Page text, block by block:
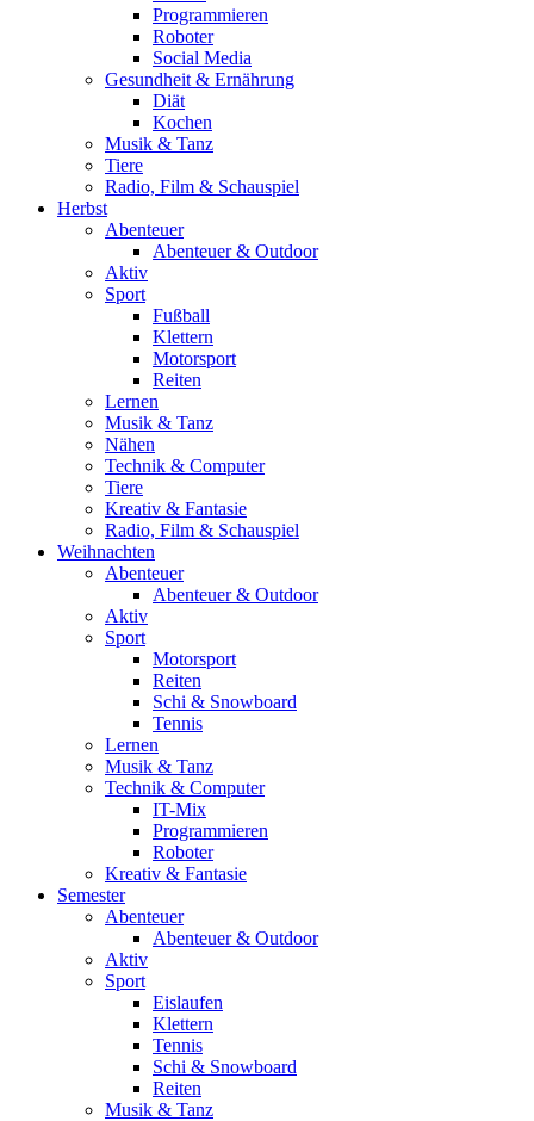
Programmieren
Roboter
Social Media
Gesundheit & Ernährung
Diät
Kochen
Musik & Tanz
Tiere
Radio, Film & Schauspiel
Herbst
Abenteuer
Abenteuer & Outdoor
Aktiv
Sport
Fußball
Klettern
Motorsport
Reiten
Lernen
Musik & Tanz
Nähen
Technik & Computer
Tiere
Kreativ & Fantasie
Radio, Film & Schauspiel
Weihnachten
Abenteuer
Abenteuer & Outdoor
Aktiv
Sport
Motorsport
Reiten
Schi & Snowboard
Tennis
Lernen
Musik & Tanz
Technik & Computer
IT-Mix
Programmieren
Roboter
Kreativ & Fantasie
Semester
Abenteuer
Abenteuer & Outdoor
Aktiv
Sport
Eislaufen
Klettern
Tennis
Schi & Snowboard
Reiten
Musik & Tanz